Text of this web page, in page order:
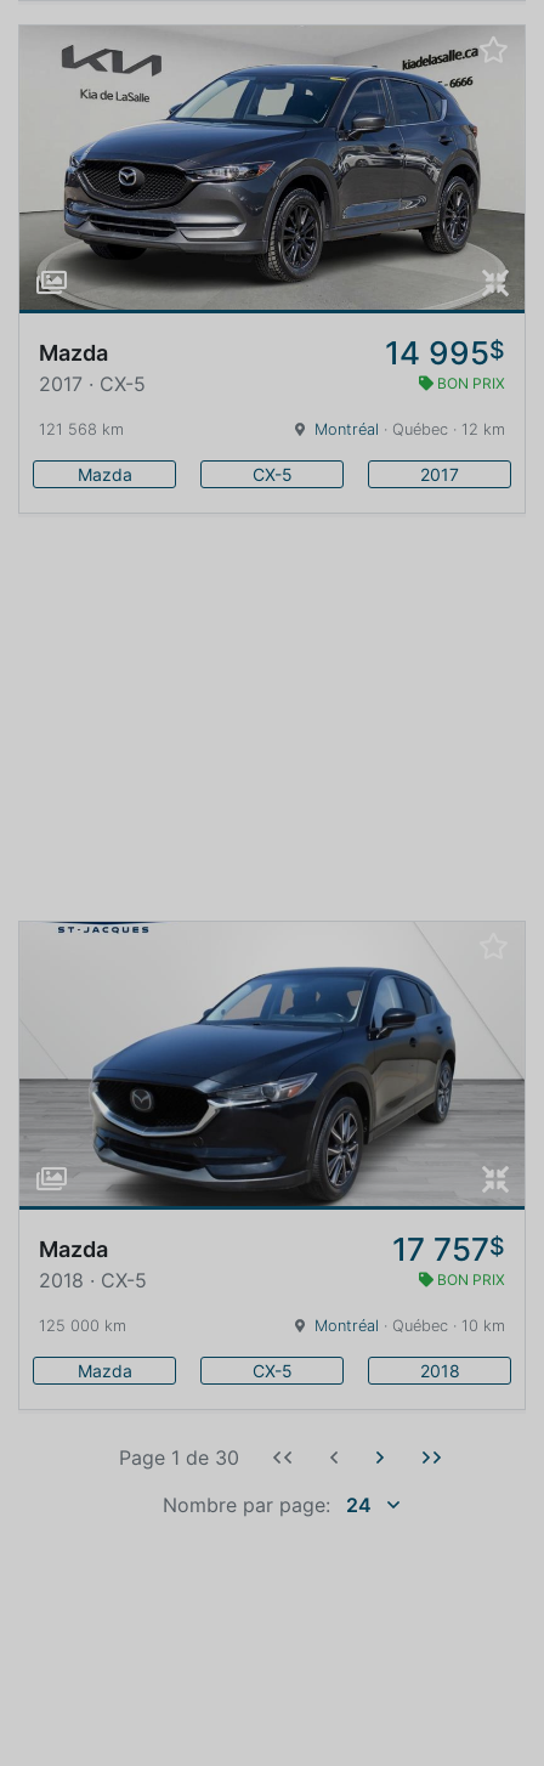
Mazda 14 995$
2017 · CX-5 BON PRIX
121 568 km Montréal · Québec · 12 km
Mazda CX-5 2017
Mazda 17 757$
2018 · CX-5 BON PRIX
125 000 km Montréal · Québec · 10 km
Mazda CX-5 2018
Nombre par page: 24
Page 1 de30